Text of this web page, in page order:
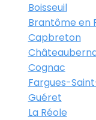
Boisseuil
Brantôme en
Capbreton
Cognac
Fargues-
Guéret
La Réole